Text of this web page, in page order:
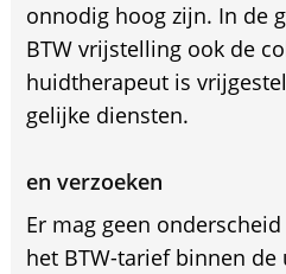
onnodig hoog zijn. In de
BTW vrijstelling ook de
huidtherapeut is
gelijke diensten.
en verzoeken
Er mag geen
het BTW-tarief binnen